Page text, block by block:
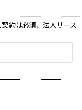
約は必須、法人リース